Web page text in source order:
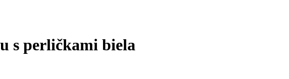
s perličkami biela